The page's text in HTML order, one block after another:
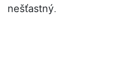
nešťastný.